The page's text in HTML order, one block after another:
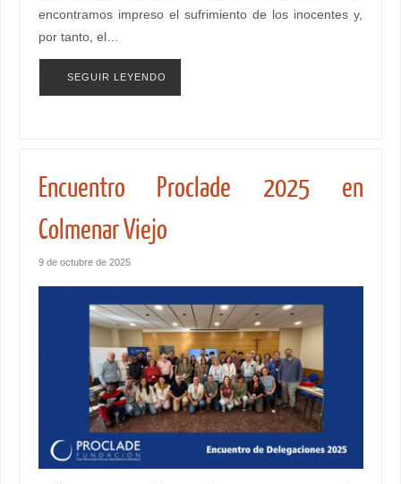
encontramos impreso el sufrimiento de los inocentes y,
por tanto, el…
SEGUIR LEYENDO
Encuentro Proclade 2025 en
Colmenar Viejo
9 de octubre de 2025